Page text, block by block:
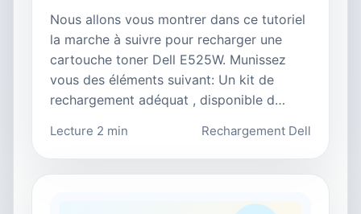
Nous allons vous montrer dans ce tutoriel
la marche à suivre pour recharger une
cartouche toner Dell E525W. Munissez
vous des éléments suivant: Un kit de
rechargement adéquat , disponible d…
Lecture 2 min Rechargement Dell